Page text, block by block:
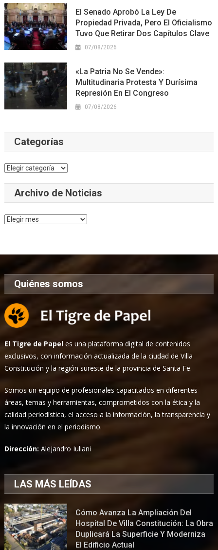
El Senado Aprobó La Ley De
Propiedad Privada, Pero El Oficialismo
Tuvo Que Retirar Dos Capítulos Clave
07/08/2026
«La Patria No Se Vende»:
Multitudinaria Protesta Y Durísima
Represión En El Congreso
07/08/2026
Categorías
Categorías
Archivo de Noticias
Archivo
Quiénes somos
El Tigre de Papel es una plataforma digital de contenidos
exclusivos, con información actualizada de la ciudad de Villa
Constitución y la región sureste de la provincia de Santa Fe.
Somos un equipo de profesionales capacitados en diferentes
áreas, temas y herramientas, comprometidos con la ética y la
calidad periodística, el acceso a la información, la transparencia y
la innovación en el periodismo.
Dirección:Alejandro Iuliani
LAS MÁS LEÍDAS
Cómo Avanza La Ampliación Del
Hospital De Villa Constitución: La Obra
Duplicará La Superficie Y Moderniza
El Edificio Actual